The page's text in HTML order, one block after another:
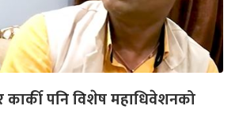
पनि विशेष महाधिवेशनको